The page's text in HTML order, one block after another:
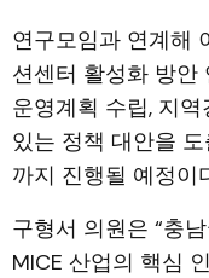
연구모임과 연계해
션센터 활성화 방안
운영계획 수립, 지
있는 정책 대안을
까지 진행될 예정이
구형서 의원은 “충
MICE 산업의 핵심